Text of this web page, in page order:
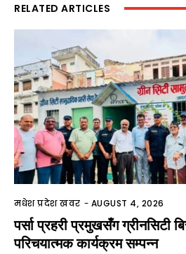
RELATED ARTICLES
मधेश प्रदेश खवर - AUGUST 4, 2026
पर्सा प्रहरी प्रमुखसँग ग्रीनसिटी
परिचयात्मक कार्यक्रम सम्पन्न